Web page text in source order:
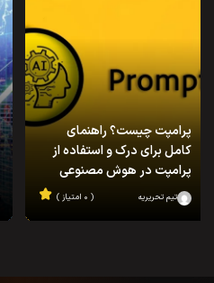
پرامپت چیست؟ راهنمای
کامل برای درک و استفاده از
پرامپت در هوش مصنوعی
تیم تحریریه ( ۰ امتیاز )